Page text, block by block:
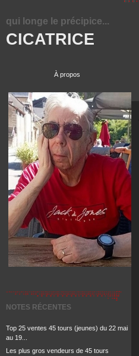
CICATRICE
qui longe le précipice...
À propos
NOTES RÉCENTES
Top 25 ventes 45 tours (jeunes) du 22 mai
au 19...
Les plus gros vendeurs de 45 tours